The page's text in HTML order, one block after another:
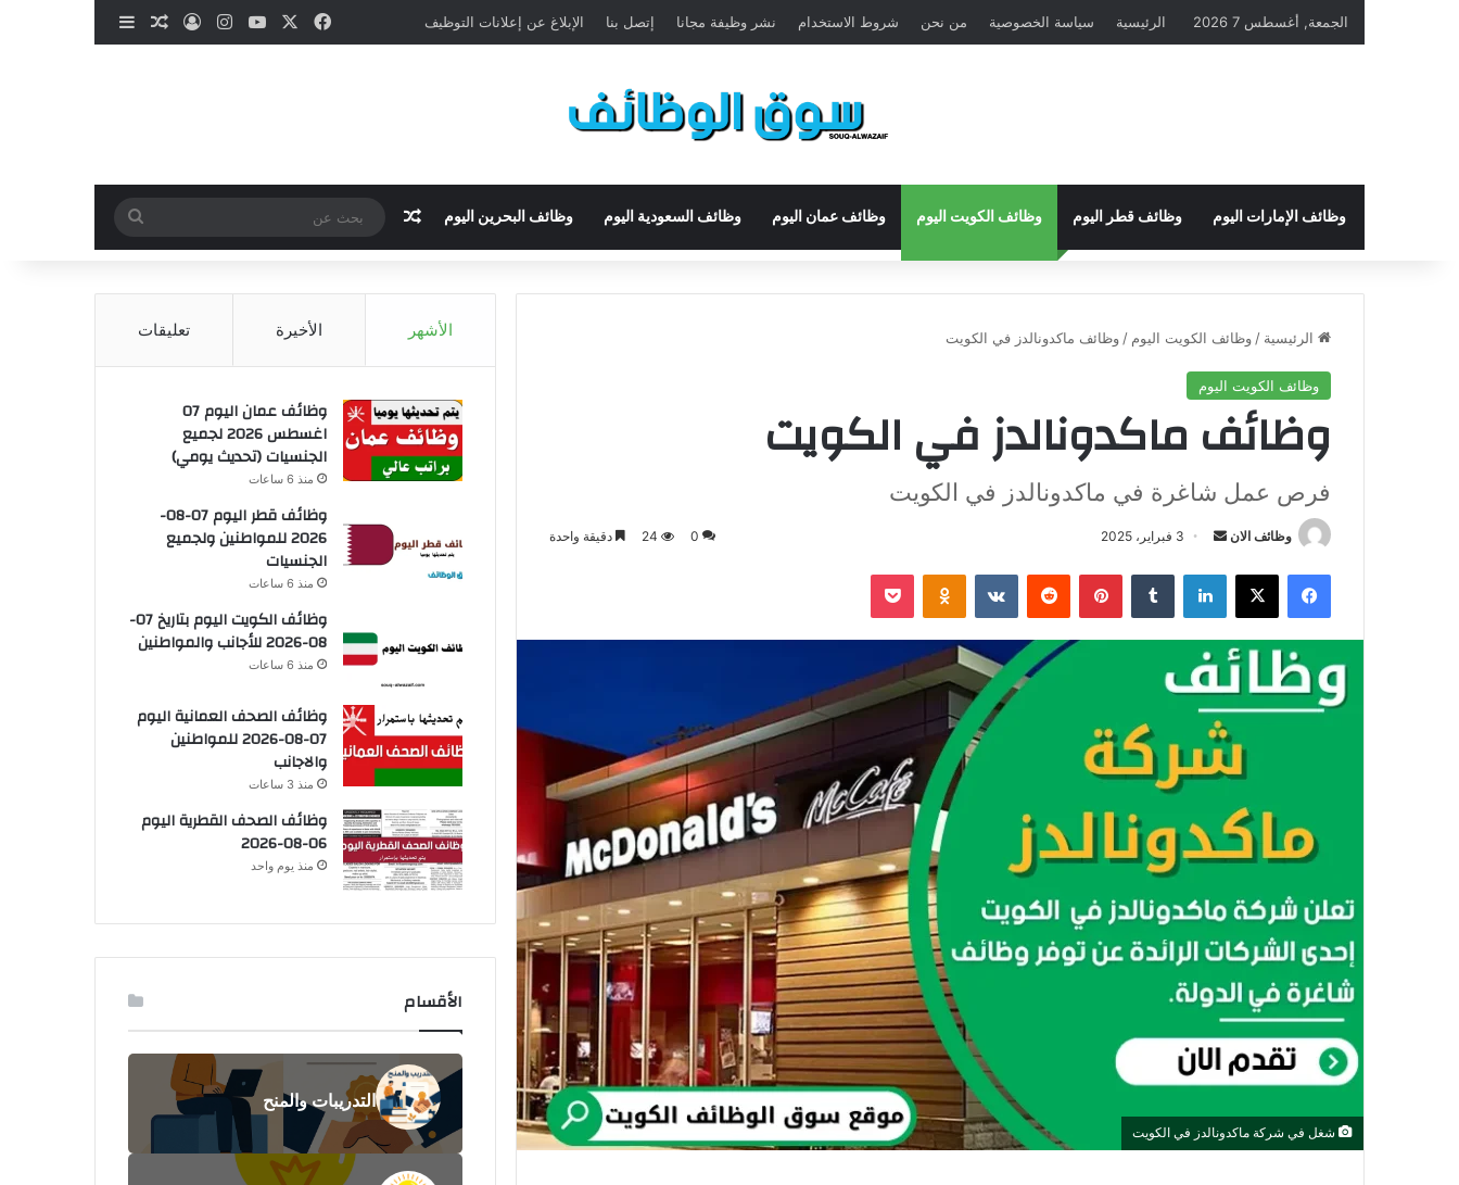
الجمعة, أغسطس 7 2026 الرئيسية سياسة الخصوصية من نحن شروط الاستخدام نشر وظيفة مجانا إتصل بنا الإبلاغ عن إعلانات التوظيف فيسبوك ‫YouTubeانستقرامتسجيل الدخول
مقال عشوائي
وظائف الإمارات اليوم وظائف قطر اليوم وظائف الكويت اليوم وظائف عمان اليوم وظائف السعودية اليوم وظائف البحرين اليوم مقال عشوائي
عن
الرئيسية / وظائف الكويت اليوم / وظائف ماكدونالدز في الكويت
وظائف الكويت اليوم
وظائف ماكدونالدز في الكويت
فرص عمل شاغرة في ماكدونالدز في الكويت
وظائف الان
س
ل
ب
ر
ي
د
ا
إ
ت
و
ن
ي
3 فبراير، 2025 0
24 دقيقة واحدة
فيسبوك لينكدإن بينتيريست
شغل في شركة ماكدونالدز في الكويت
الأشهر الأخيرة تعليقات
وظائف عمان اليوم 07
اغسطس 2026 لجميع
الجنسيات (تحديث يومي)
منذ 6 ساعات
وظائف قطر اليوم 07-08-
2026 للمواطنين ولجميع
الجنسيات
منذ 6 ساعات
وظائف الكويت اليوم بتاريخ 07-
08-2026 للأجانب والمواطنين
منذ 6 ساعات
وظائف الصحف العمانية اليوم
07-08-2026 للمواطنين
والاجانب
منذ 3 ساعات
وظائف الصحف القطرية اليوم
06-08-2026
منذ يوم واحد
الأقسام
التدريبات والمنح